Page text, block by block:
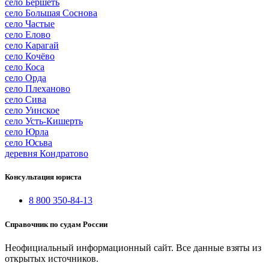
село Бершеть
село Большая Соснова
село Частые
село Елово
село Карагай
село Кочёво
село Коса
село Орда
село Плеханово
село Сива
село Уинское
село Усть-Кишерть
село Юрла
село Юсьва
деревня Кондратово
Консультация юриста
8 800 350-84-13
Справочник по судам России
Неофициальный информационный сайт. Все данные взяты из
открытых источников.